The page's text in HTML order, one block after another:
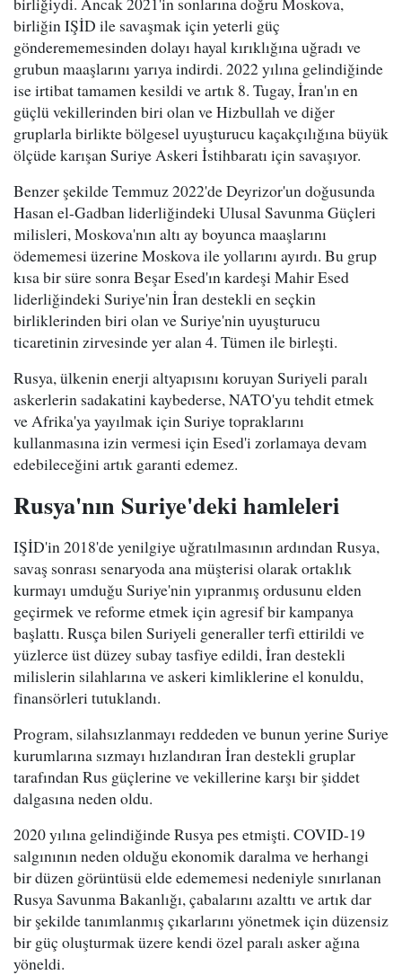
birliğin IŞİD ile savaşmak için yeterli güç
gönderememesinden dolayı hayal kırıklığına uğradı ve
grubun maaşlarını yarıya indirdi. 2022 yılına gelindiğinde
ise irtibat tamamen kesildi ve artık 8. Tugay, İran'ın en
güçlü vekillerinden biri olan ve Hizbullah ve diğer
gruplarla birlikte bölgesel uyuşturucu kaçakçılığına büyük
ölçüde karışan Suriye Askeri İstihbaratı için savaşıyor.
Benzer şekilde Temmuz 2022'de Deyrizor'un doğusunda
Hasan el-Gadban liderliğindeki Ulusal Savunma Güçleri
milisleri, Moskova'nın altı ay boyunca maaşlarını
ödememesi üzerine Moskova ile yollarını ayırdı. Bu grup
kısa bir süre sonra Beşar Esed'ın kardeşi Mahir Esed
liderliğindeki Suriye'nin İran destekli en seçkin
birliklerinden biri olan ve Suriye'nin uyuşturucu
ticaretinin zirvesinde yer alan 4. Tümen ile birleşti.
Rusya, ülkenin enerji altyapısını koruyan Suriyeli paralı
askerlerin sadakatini kaybederse, NATO'yu tehdit etmek
ve Afrika'ya yayılmak için Suriye topraklarını
kullanmasına izin vermesi için Esed'i zorlamaya devam
edebileceğini artık garanti edemez.
Rusya'nın Suriye'deki hamleleri
IŞİD'in 2018'de yenilgiye uğratılmasının ardından Rusya,
savaş sonrası senaryoda ana müşterisi olarak ortaklık
kurmayı umduğu Suriye'nin yıpranmış ordusunu elden
geçirmek ve reforme etmek için agresif bir kampanya
başlattı. Rusça bilen Suriyeli generaller terfi ettirildi ve
yüzlerce üst düzey subay tasfiye edildi, İran destekli
milislerin silahlarına ve askeri kimliklerine el konuldu,
finansörleri tutuklandı.
Program, silahsızlanmayı reddeden ve bunun yerine Suriye
kurumlarına sızmayı hızlandıran İran destekli gruplar
tarafından Rus güçlerine ve vekillerine karşı bir şiddet
dalgasına neden oldu.
2020 yılına gelindiğinde Rusya pes etmişti. COVID-19
salgınının neden olduğu ekonomik daralma ve herhangi
bir düzen görüntüsü elde edememesi nedeniyle sınırlanan
Rusya Savunma Bakanlığı, çabalarını azalttı ve artık dar
bir şekilde tanımlanmış çıkarlarını yönetmek için düzensiz
bir güç oluşturmak üzere kendi özel paralı asker ağına
yöneldi.